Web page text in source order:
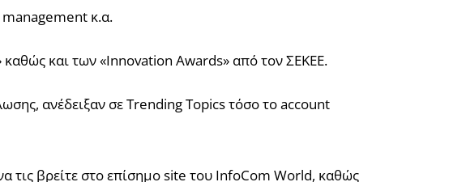
κ.α.
καθώς και των «Innovation Awards» από τον ΣΕΚΕΕ.
ανέδειξαν σε Trending Topics τόσο το account
τις βρείτε στο επίσημο site του InfoCom World, καθώς